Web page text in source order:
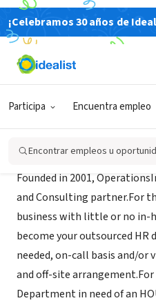
¡Celebramos 30 años de
Participa Encuentra empleo
Encontrar empleos u
AGENCIA DE
OperationsInc
Founded in 2001,
and Consulting partner.For
business with little or no in-
become your outsourced
needed, on-call basis and/or
and off-site arrangement.For
Department in need of an